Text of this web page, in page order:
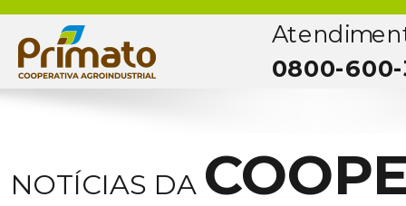
0800-600-
NOTÍCIAS DA